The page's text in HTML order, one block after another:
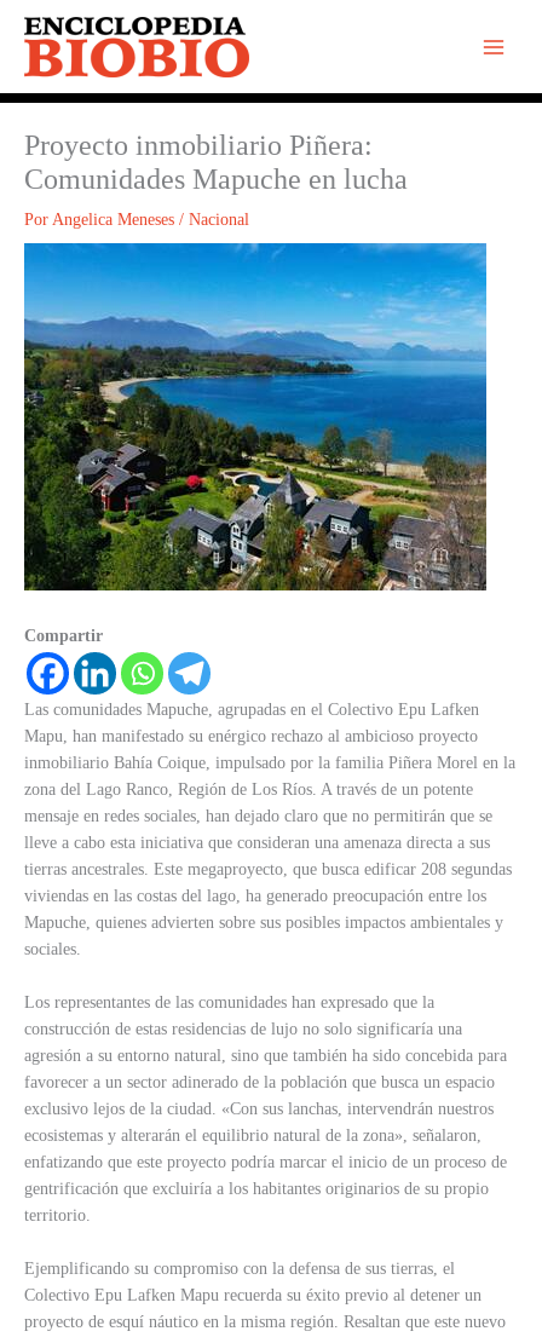
contenido
Proyecto inmobiliario Piñera:
Comunidades Mapuche en lucha
Por Angelica Meneses / Nacional
Compartir
Las comunidades Mapuche, agrupadas en el Colectivo Epu Lafken
Mapu, han manifestado su enérgico rechazo al ambicioso proyecto
inmobiliario Bahía Coique, impulsado por la familia Piñera Morel en la
zona del Lago Ranco, Región de Los Ríos. A través de un potente
mensaje en redes sociales, han dejado claro que no permitirán que se
lleve a cabo esta iniciativa que consideran una amenaza directa a sus
tierras ancestrales. Este megaproyecto, que busca edificar 208 segundas
viviendas en las costas del lago, ha generado preocupación entre los
Mapuche, quienes advierten sobre sus posibles impactos ambientales y
sociales.
Los representantes de las comunidades han expresado que la
construcción de estas residencias de lujo no solo significaría una
agresión a su entorno natural, sino que también ha sido concebida para
favorecer a un sector adinerado de la población que busca un espacio
exclusivo lejos de la ciudad. «Con sus lanchas, intervendrán nuestros
ecosistemas y alterarán el equilibrio natural de la zona», señalaron,
enfatizando que este proyecto podría marcar el inicio de un proceso de
gentrificación que excluiría a los habitantes originarios de su propio
territorio.
Ejemplificando su compromiso con la defensa de sus tierras, el
Colectivo Epu Lafken Mapu recuerda su éxito previo al detener un
proyecto de esquí náutico en la misma región. Resaltan que este nuevo